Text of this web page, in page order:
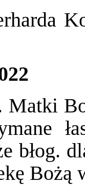
Matki
błog.
Bożą